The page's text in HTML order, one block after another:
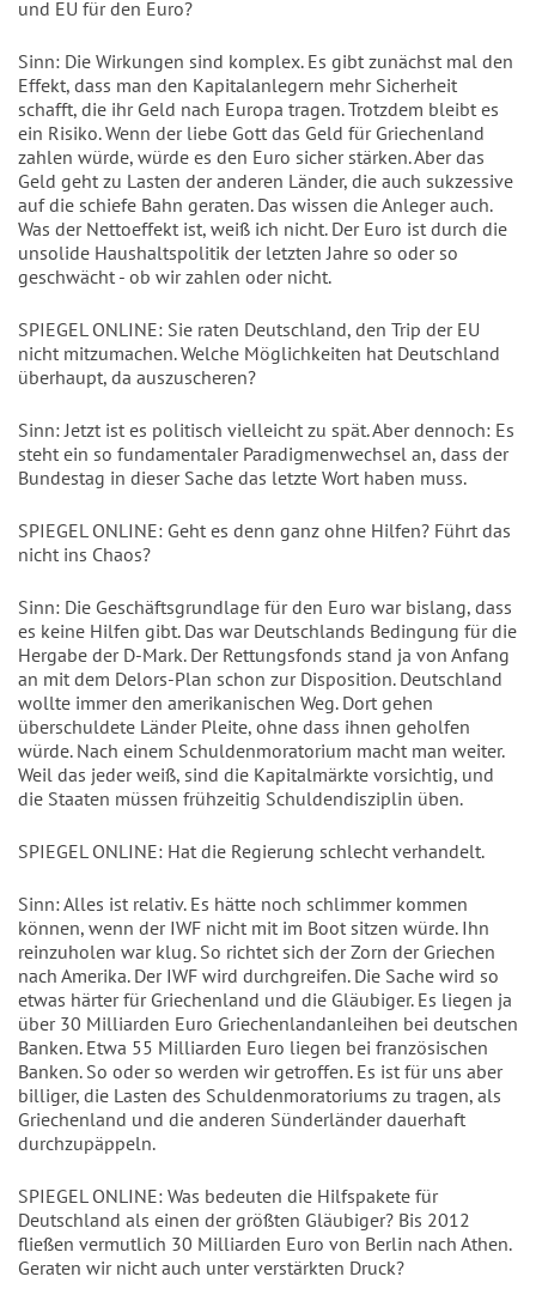
und EU für den Euro?
Sinn: Die Wirkungen sind komplex. Es gibt zunächst mal den
Effekt, dass man den Kapitalanlegern mehr Sicherheit
schafft, die ihr Geld nach Europa tragen. Trotzdem bleibt es
ein Risiko. Wenn der liebe Gott das Geld für Griechenland
zahlen würde, würde es den Euro sicher stärken. Aber das
Geld geht zu Lasten der anderen Länder, die auch sukzessive
auf die schiefe Bahn geraten. Das wissen die Anleger auch.
Was der Nettoeffekt ist, weiß ich nicht. Der Euro ist durch die
unsolide Haushaltspolitik der letzten Jahre so oder so
geschwächt - ob wir zahlen oder nicht.
SPIEGEL ONLINE: Sie raten Deutschland, den Trip der EU
nicht mitzumachen. Welche Möglichkeiten hat Deutschland
überhaupt, da auszuscheren?
Sinn: Jetzt ist es politisch vielleicht zu spät. Aber dennoch: Es
steht ein so fundamentaler Paradigmenwechsel an, dass der
Bundestag in dieser Sache das letzte Wort haben muss.
SPIEGEL ONLINE: Geht es denn ganz ohne Hilfen? Führt das
nicht ins Chaos?
Sinn: Die Geschäftsgrundlage für den Euro war bislang, dass
es keine Hilfen gibt. Das war Deutschlands Bedingung für die
Hergabe der D-Mark. Der Rettungsfonds stand ja von Anfang
an mit dem Delors-Plan schon zur Disposition. Deutschland
wollte immer den amerikanischen Weg. Dort gehen
überschuldete Länder Pleite, ohne dass ihnen geholfen
würde. Nach einem Schuldenmoratorium macht man weiter.
Weil das jeder weiß, sind die Kapitalmärkte vorsichtig, und
die Staaten müssen frühzeitig Schuldendisziplin üben.
SPIEGEL ONLINE: Hat die Regierung schlecht verhandelt.
Sinn: Alles ist relativ. Es hätte noch schlimmer kommen
können, wenn der IWF nicht mit im Boot sitzen würde. Ihn
reinzuholen war klug. So richtet sich der Zorn der Griechen
nach Amerika. Der IWF wird durchgreifen. Die Sache wird so
etwas härter für Griechenland und die Gläubiger. Es liegen ja
über 30 Milliarden Euro Griechenlandanleihen bei deutschen
Banken. Etwa 55 Milliarden Euro liegen bei französischen
Banken. So oder so werden wir getroffen. Es ist für uns aber
billiger, die Lasten des Schuldenmoratoriums zu tragen, als
Griechenland und die anderen Sünderländer dauerhaft
durchzupäppeln.
SPIEGEL ONLINE: Was bedeuten die Hilfspakete für
Deutschland als einen der größten Gläubiger? Bis 2012
fließen vermutlich 30 Milliarden Euro von Berlin nach Athen.
Geraten wir nicht auch unter verstärkten Druck?